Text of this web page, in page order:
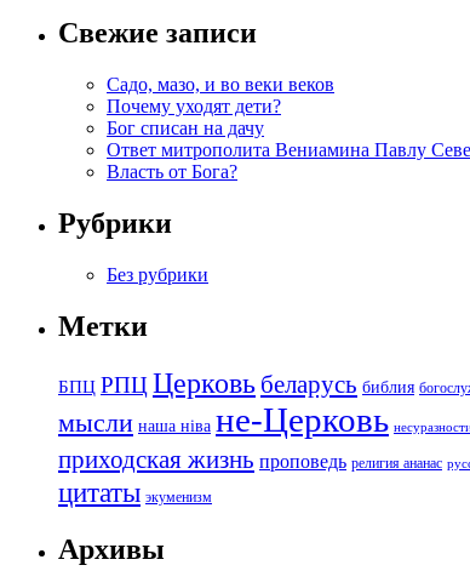
Свежие записи
Садо, мазо, и во веки веков
Почему уходят дети?
Бог списан на дачу
Ответ митрополита Вениамина Павлу
Власть от Бога?
Рубрики
Без рубрики
Метки
БПЦ РПЦ Церковь беларусь библия
мысли наша ніва не-Церковь
приходская жизнь проповедь религия ананас
цитаты экуменизм
Архивы